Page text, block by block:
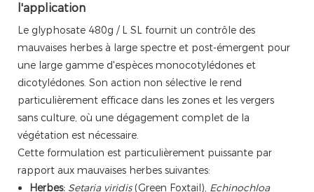
l'application
Le glyphosate 480g / L SL fournit un contrôle des
mauvaises herbes à large spectre et post-émergent pour
une large gamme d'espèces monocotylédones et
dicotylédones. Son action non sélective le rend
particulièrement efficace dans les zones et les vergers
sans culture, où une dégagement complet de la
végétation est nécessaire.
Cette formulation est particulièrement puissante par
rapport aux mauvaises herbes suivantes:
Herbes: Setaria viridis(Green Foxtail), Echinochloa